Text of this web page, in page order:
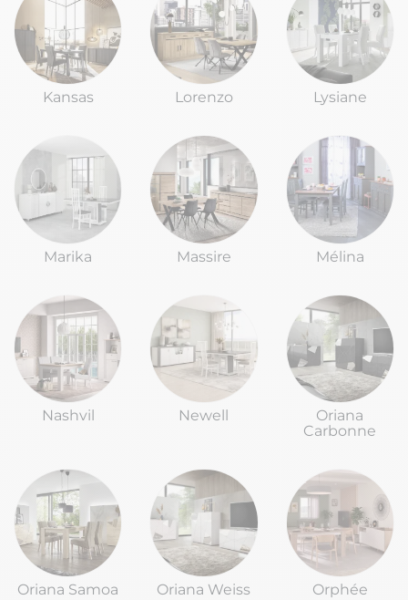
Kansas Lorenzo Lysiane
Marika Massire Mélina
Nashvil Newell
Oriana
Carbonne
Oriana Samoa Oriana Weiss Orphée